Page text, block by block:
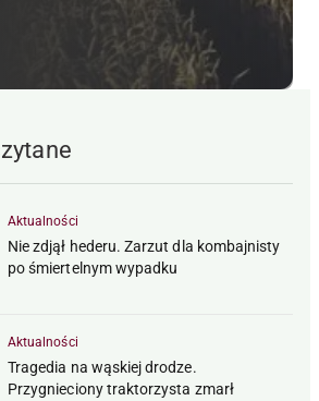
Aktualności
Nie zdjął hederu. Zarzut dla kombajnisty
po śmiertelnym wypadku
Aktualności
Tragedia na wąskiej drodze.
Przygnieciony traktorzysta zmarł